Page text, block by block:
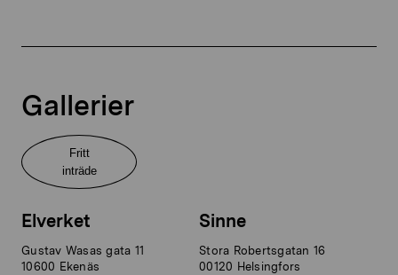
Gallerier
Fritt
inträde
Elverket
Gustav Wasas gata 11
10600 Ekenäs
Sinne
Stora Robertsgatan 16
00120 Helsingfors